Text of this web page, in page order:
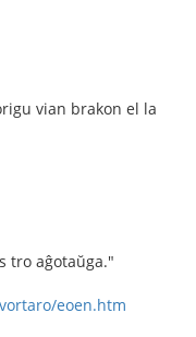
vian brakon el la
tro aĝotaŭga."
eoen.htm